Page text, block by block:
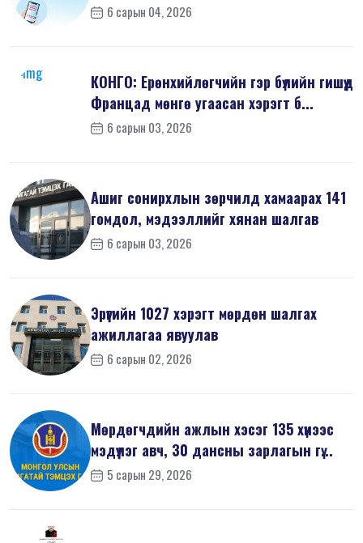
шин...
6 сарын 04, 2026
КОНГО: Ерөнхийлөгчийн гэр бүлийн гишүүд
Францад мөнгө угаасан хэрэгт б...
6 сарын 03, 2026
Ашиг сонирхлын зөрчилд хамаарах 141
гомдол, мэдээллийг хянан шалгав
6 сарын 03, 2026
Эрүүгийн 1027 хэрэгт мөрдөн шалгах
ажиллагаа явуулав
6 сарын 02, 2026
Мөрдөгчдийн ажлын хэсэг 135 хүнээс
мэдүүлэг авч, 30 дансны зарлагын гү...
5 сарын 29, 2026